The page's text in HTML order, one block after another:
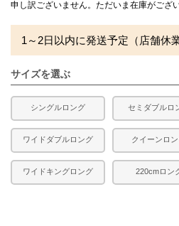
※できる限り実際の色を
が、閲覧環境により誤
承ください。
申し訳ございません。ただいま在庫がござ
1～2日以内に発送予定（店舗休
サイズを選ぶ
シングルロング セミダブルロ
ワイドダブルロング クイーンロ
ワイドキングロング 220cmロン